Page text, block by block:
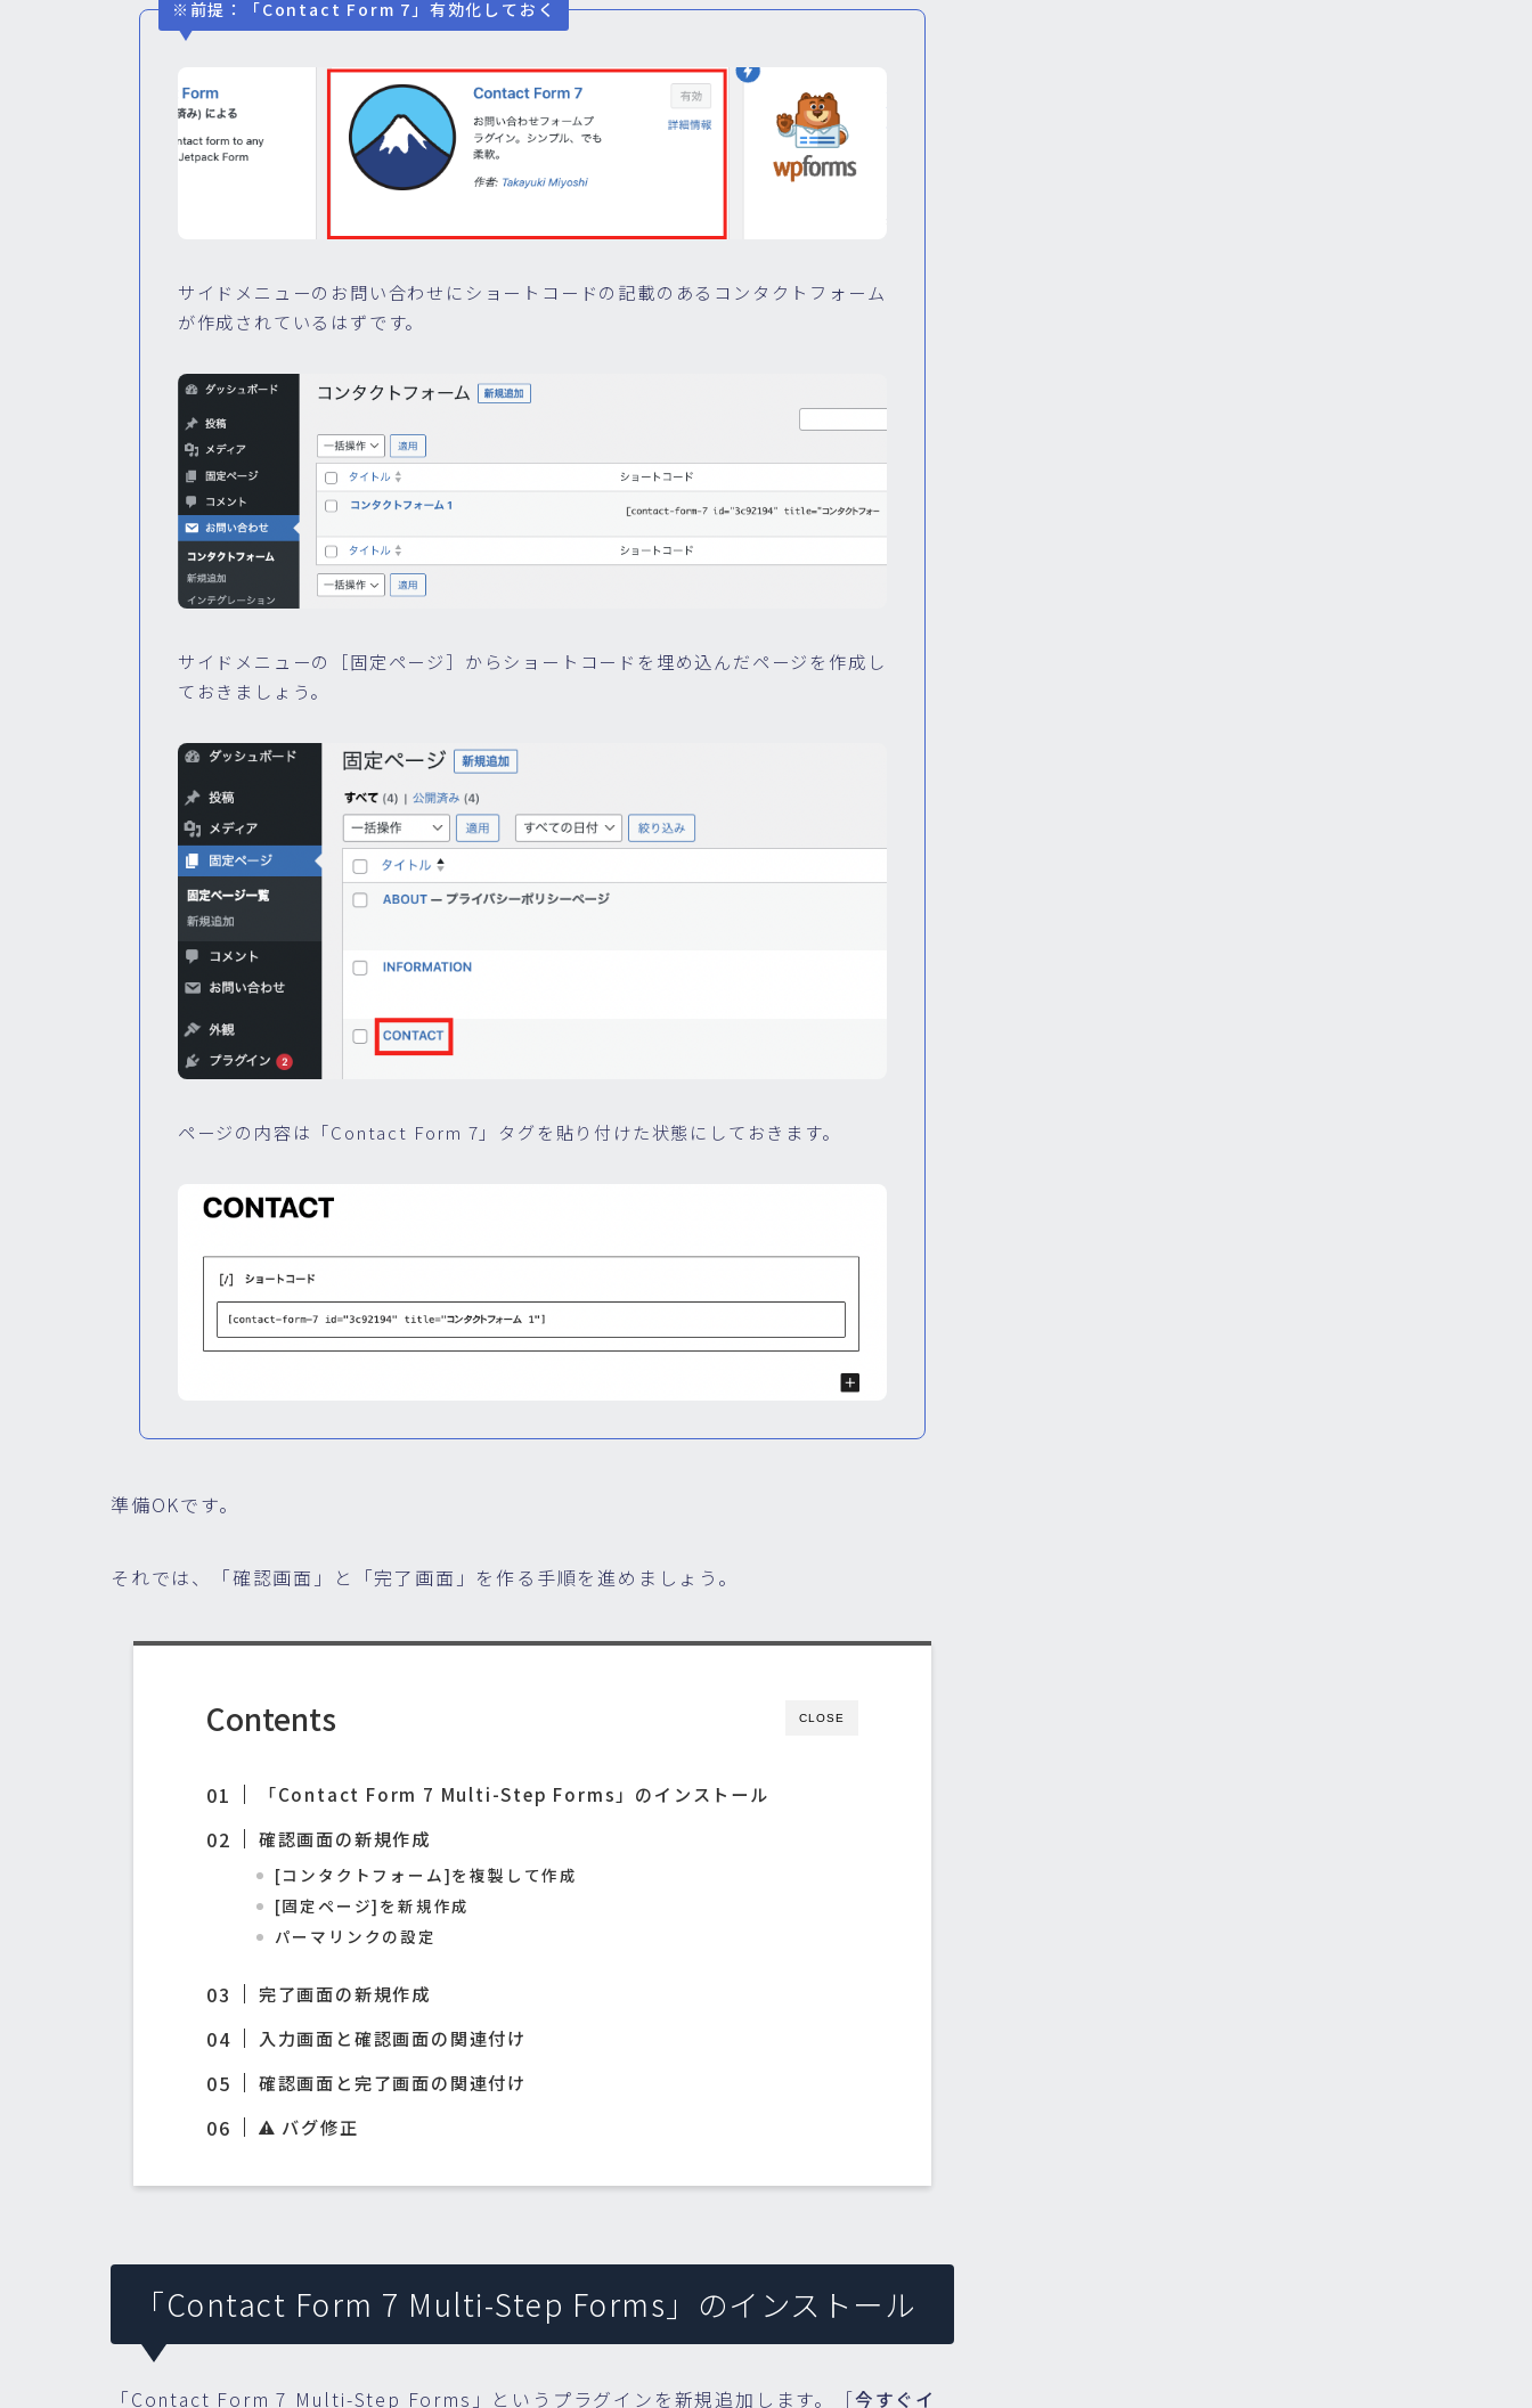
※前提：「Contact Form 7」有効化しておく
サイドメニューのお問い合わせにショートコードの記載のあるコンタクトフォーム
が作成されているはずです。
サイドメニューの［固定ページ］からショートコードを埋め込んだページを作成し
ておきましょう。
ページの内容は「Contact Form 7」タグを貼り付けた状態にしておきます。
準備OKです。
それでは、「確認画面」と「完了画面」を作る手順を進めましょう。
CLOSE
Contents
「Contact Form 7 Multi-Step Forms」のインストール
確認画面の新規作成
[コンタクトフォーム]を複製して作成
[固定ページ]を新規作成
パーマリンクの設定
完了画面の新規作成
入力画面と確認画面の関連付け
確認画面と完了画面の関連付け
バグ修正
「Contact Form 7 Multi-Step Forms」のインストール
「Contact Form 7 Multi-Step Forms」というプラグインを新規追加します。［今すぐイ